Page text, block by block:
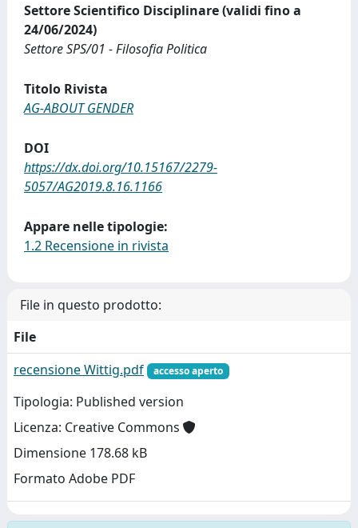
Settore Scientifico Disciplinare (validi fino a
24/06/2024)
Settore SPS/01 - Filosofia Politica
Titolo Rivista
AG-ABOUT GENDER
DOI
https://dx.doi.org/10.15167/2279-
5057/AG2019.8.16.1166
Appare nelle tipologie:
1.2 Recensione in rivista
File in questo prodotto:
File
recensione Wittig.pdf
accesso aperto
Tipologia: Published version
Licenza: Creative Commons
Dimensione 178.68 kB
Formato Adobe PDF